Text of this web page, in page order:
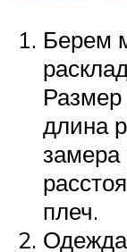
Берем
Размер
длина
замера
плеч.
Одежда